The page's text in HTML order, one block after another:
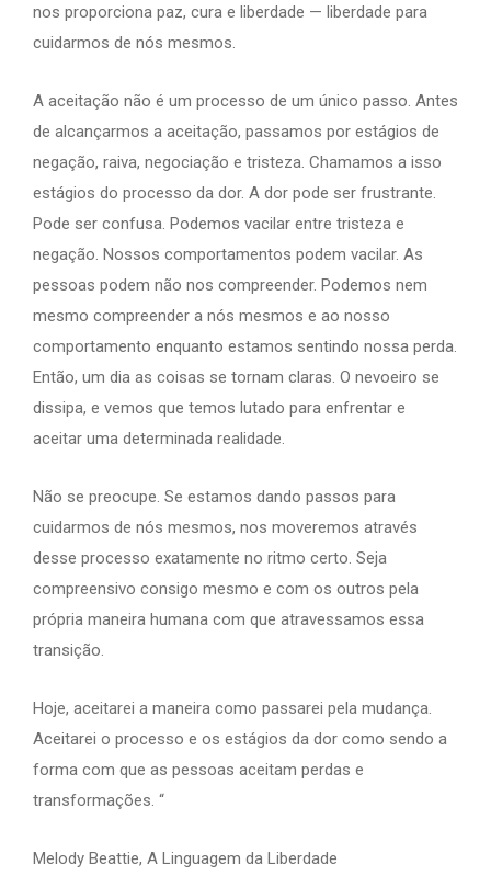
nos proporciona paz, cura e liberdade — liberdade para
cuidarmos de nós mesmos.
A aceitação não é um processo de um único passo. Antes
de alcançarmos a aceitação, passamos por estágios de
negação, raiva, negociação e tristeza. Chamamos a isso
estágios do processo da dor. A dor pode ser frustrante.
Pode ser confusa. Podemos vacilar entre tristeza e
negação. Nossos comportamentos podem vacilar. As
pessoas podem não nos compreender. Podemos nem
mesmo compreender a nós mesmos e ao nosso
comportamento enquanto estamos sentindo nossa perda.
Então, um dia as coisas se tornam claras. O nevoeiro se
dissipa, e vemos que temos lutado para enfrentar e
aceitar uma determinada realidade.
Não se preocupe. Se estamos dando passos para
cuidarmos de nós mesmos, nos moveremos através
desse processo exatamente no ritmo certo. Seja
compreensivo consigo mesmo e com os outros pela
própria maneira humana com que atravessamos essa
transição.
Hoje, aceitarei a maneira como passarei pela mudança.
Aceitarei o processo e os estágios da dor como sendo a
forma com que as pessoas aceitam perdas e
transformações. “
Melody Beattie, A Linguagem da Liberdade